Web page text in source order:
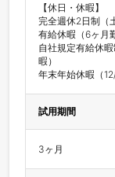
【休日・休暇】
完全週休2日制（
有給休暇（6ヶ月
自社規定有給休
暇）
試用期間
3ヶ月